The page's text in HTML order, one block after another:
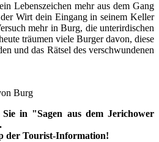
Lebenszeichen mehr aus dem Gang
Wirt dein Eingang in seinem Keller
mehr in Burg, die unterirdischen
träumen viele Burger davon, diese
und das Rätsel des verschwundenen
Burg
Sie in "Sagen aus dem Jerichower
der Tourist-Information!